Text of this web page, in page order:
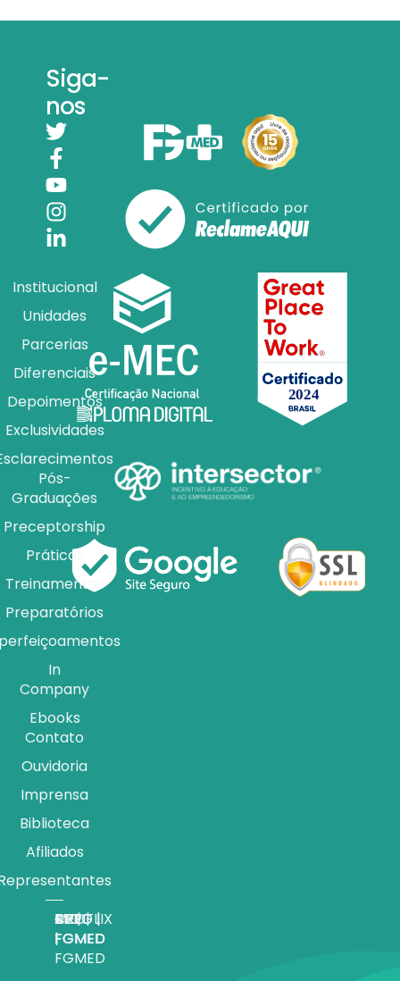
Siga-
nos
Institucional
Unidades
Parcerias
Diferenciais
Depoimentos
Exclusividades
Pós-
Graduações
Preceptorship
Práticas
Treinamentos
Preparatórios
In
Company
Ebooks
Contato
Ouvidoria
Imprensa
Biblioteca
Afiliados
APP |
FGMED
MEDFLIX
|
FGMED
CRED |
FGMED
BLOG |
FGMED
TV |
FGMED